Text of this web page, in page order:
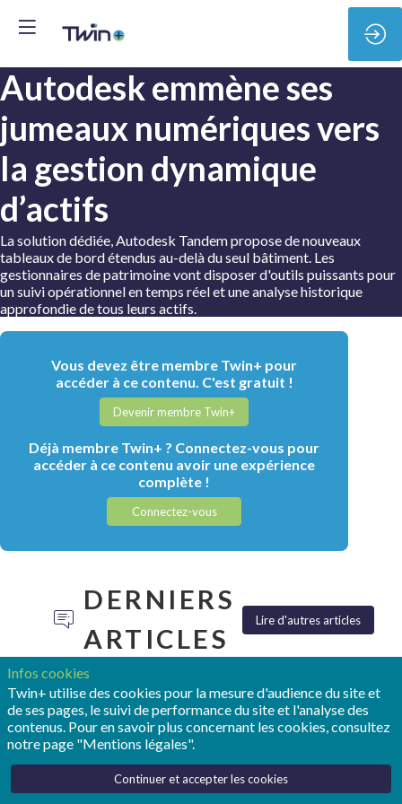
Autodesk emmène ses
jumeaux numériques vers
la gestion dynamique
d’actifs
La solution dédiée, Autodesk Tandem propose de nouveaux
tableaux de bord étendus au-delà du seul bâtiment. Les
gestionnaires de patrimoine vont disposer d'outils puissants pour
un suivi opérationnel en temps réel et une analyse historique
approfondie de tous leurs actifs.
Vous devez être membre Twin+ pour
accéder à ce contenu. C'est gratuit !
Devenir membre Twin+
Déjà membre Twin+ ? Connectez-vous pour
accéder à ce contenu avoir une expérience
complète !
Connectez-vous
DERNIERS
ARTICLES
Lire d'autres articles
TONY
HEMMELGARN:
«LE
POUR
OPMOBILITY,
LE
REALIZE
LIVE :
SIEMENS
Infos cookies
Twin+ utilise des cookies pour la mesure d'audience du site et
de ses pages, le suivi de performance du site et l'analyse des
contenus. Pour en savoir plus concernant les cookies, consultez
notre page "Mentions légales".
Continuer et accepter les cookies